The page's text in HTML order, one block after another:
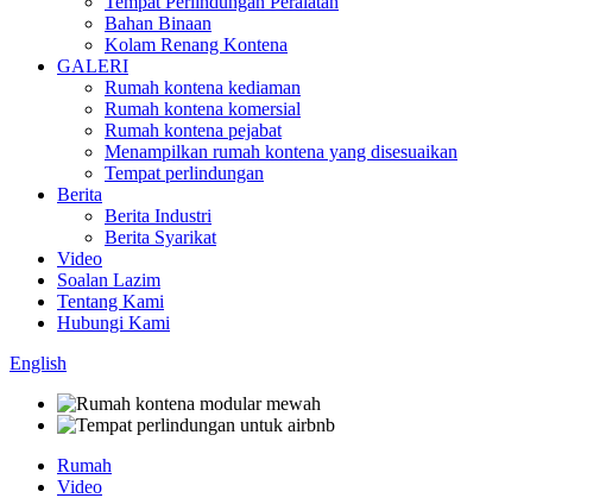
Bahan Binaan
Kolam Renang Kontena
GALERI
Rumah kontena kediaman
Rumah kontena komersial
Rumah kontena pejabat
Menampilkan rumah kontena yang disesuaikan
Tempat perlindungan
Berita
Berita Industri
Berita Syarikat
Video
Soalan Lazim
Tentang Kami
Hubungi Kami
English
Rumah
Video